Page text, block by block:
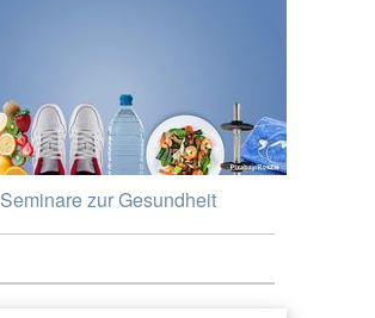
Seminare zur Gesundheit